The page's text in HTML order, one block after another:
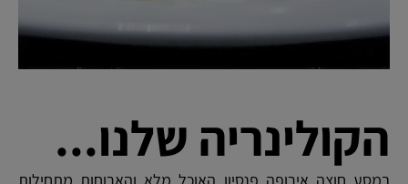
הקולינריה שלנו...